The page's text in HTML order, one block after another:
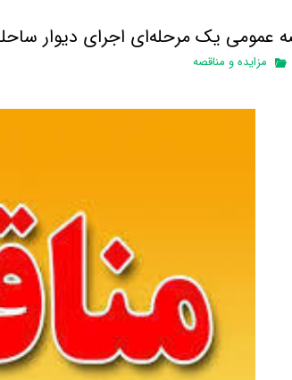
عمومی یک مرحله‌ای اجرای دیوار
مزایده و مناقصه